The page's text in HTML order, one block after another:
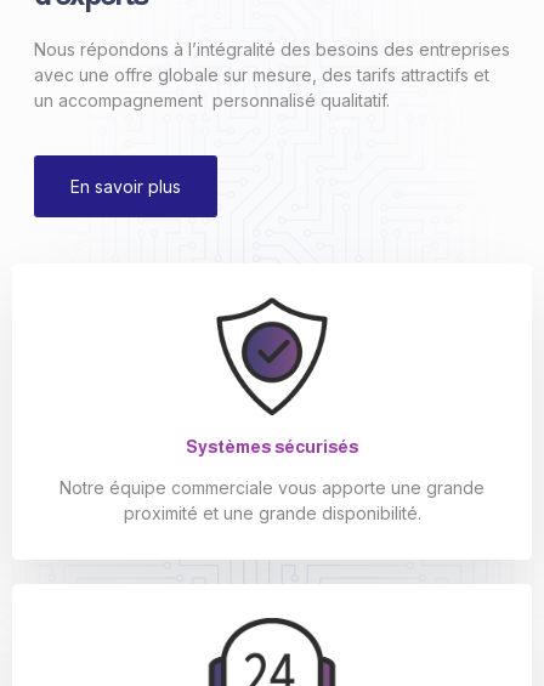
Nous répondons à l’intégralité des besoins des entreprises
avec une offre globale sur mesure, des tarifs attractifs et
un accompagnement personnalisé qualitatif.
En savoir plus
Systèmes sécurisés
Notre équipe commerciale vous apporte une grande
proximité et une grande disponibilité.